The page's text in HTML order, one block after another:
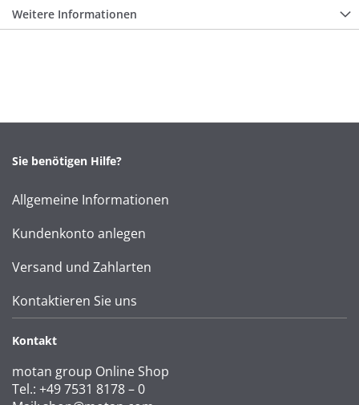
Weitere Informationen
Sie benötigen Hilfe?
Allgemeine Informationen
Kundenkonto anlegen
Versand und Zahlarten
Kontaktieren Sie uns
Kontakt
motan group Online Shop
Tel.: +49 7531 8178 – 0